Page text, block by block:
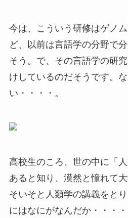
今は、こういう研修はゲノ
ど、以前は言語学の分野で
そう。で、その言語学の研
けしているのだそうです。
い・・・・。
高校生のころ、世の中に「
あると知り、漠然と憧れて
そいそと人類学の講義をと
にはなにがなんだか・・・